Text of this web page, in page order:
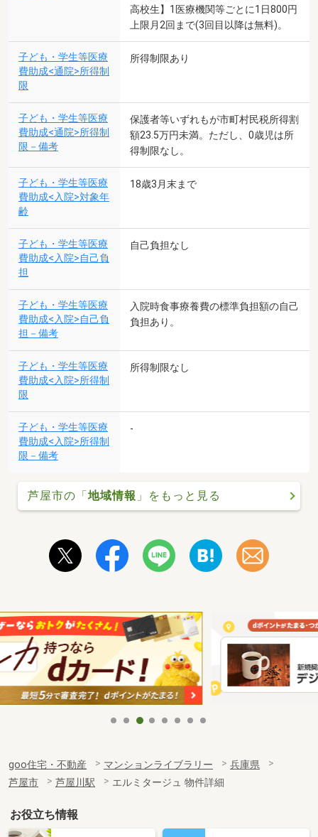
高校生】1医療機関等ごとに1日800円
上限月2回まで(3回目以降は無料)。
子ども・学生等医療
費助成<通院>所得制
限
所得制限あり
子ども・学生等医療
費助成<通院>所得制
限－備考
保護者等いずれもが市町村民税所得割
額23.5万円未満。ただし、0歳児は所
得制限なし。
子ども・学生等医療
費助成<入院>対象年
齢
18歳3月末まで
子ども・学生等医療
費助成<入院>自己負
担
自己負担なし
子ども・学生等医療
費助成<入院>自己負
担－備考
入院時食事療養費の標準負担額の自己
負担あり。
子ども・学生等医療
費助成<入院>所得制
限
所得制限なし
子ども・学生等医療
費助成<入院>所得制
限－備考
-
芦屋市の「 地域情報 」をもっと見る
goo住宅・不動産 マンションライブラリー
兵庫県
芦屋市
芦屋川駅 エルミタージュ 物件詳細
お役立ち情報